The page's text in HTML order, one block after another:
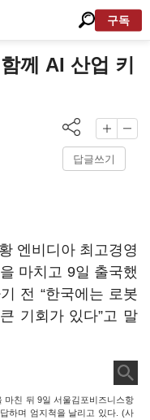
구독
께 AI 산업 키
답글쓰기
엔비디아 최고경영
마치고 9일 출국했
전 “한국에는 로봇
기회가 있다”고 말
마친 뒤 9일 서울김포비즈니스항
하며 엄지척을 날리고 있다. (사